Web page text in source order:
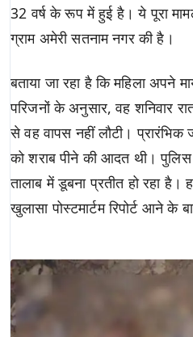
32 वर्ष के रूप में हुई है। ये पूरा
ग्राम अमेरी सतनाम नगर की है।
बताया जा रहा है कि महिला अपने
परिजनों के अनुसार, वह शनिवार
से वह वापस नहीं लौटी।
को शराब पीने की आदत थी।
तालाब में डूबना प्रतीत हो रहा है।
खुलासा पोस्टमार्टम रिपोर्ट आने के